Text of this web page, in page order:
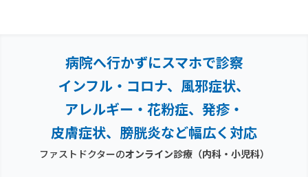
病院へ行かずにスマホで診察
インフル・コロナ、風邪症状、
アレルギー・花粉症、 発疹・
皮膚症状、膀胱炎など幅広く対応
ファストドクターのオンライン診療（内科・小児科）